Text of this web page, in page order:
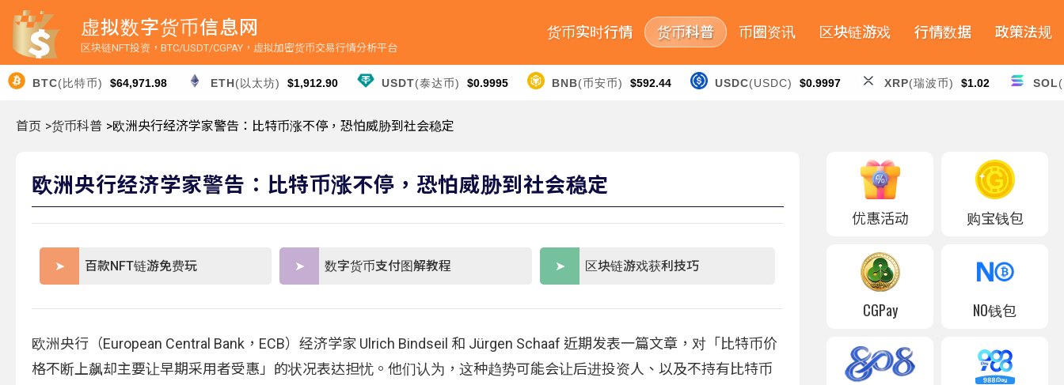
虚拟数字货币信息网
区块链NFT投资，BTC/USDT/CGPAY，虚拟加密货币交易行情分析平台
货币实时行情 货币科普 币圈资讯 区块链游戏 行情数据 政策法规
BTC(比特币) $64,971.98 ETH(以太坊) $1,912.90 USDT(泰达币) $0.9995 BNB(币安币) $592.44 USDC(USDC) $0.9997 XRP(瑞波币) $1.02 SOL
首页 >货币科普 >欧洲央行经济学家警告：比特币涨不停，恐怕威胁到社会稳定
欧洲央行经济学家警告：比特币涨不停，恐怕威胁到社会稳定
百款NFT链游免费玩 数字货币支付图解教程 区块链游戏获利技巧
欧洲央行（European Central Bank，ECB）经济学家 Ulrich Bindseil 和 Jürgen Schaaf 近期发表一篇文章，对「比特币价
格不断上飙却主要让早期采用者受惠」的状况表达担忧。他们认为，这种趋势可能会让后进投资人、以及不持有比特币
优惠活动 购宝钱包
CGPay NO钱包